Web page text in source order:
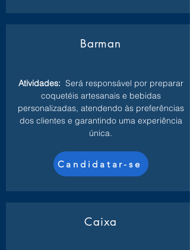
Barman
Atividades: Será responsável por preparar
coquetéis artesanais e bebidas
personalizadas, atendendo às preferências
dos clientes e garantindo uma experiência
única.
Candidatar-se
Caixa